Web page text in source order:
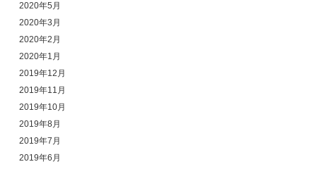
2020年5月
2020年3月
2020年2月
2020年1月
2019年12月
2019年11月
2019年10月
2019年8月
2019年7月
2019年6月